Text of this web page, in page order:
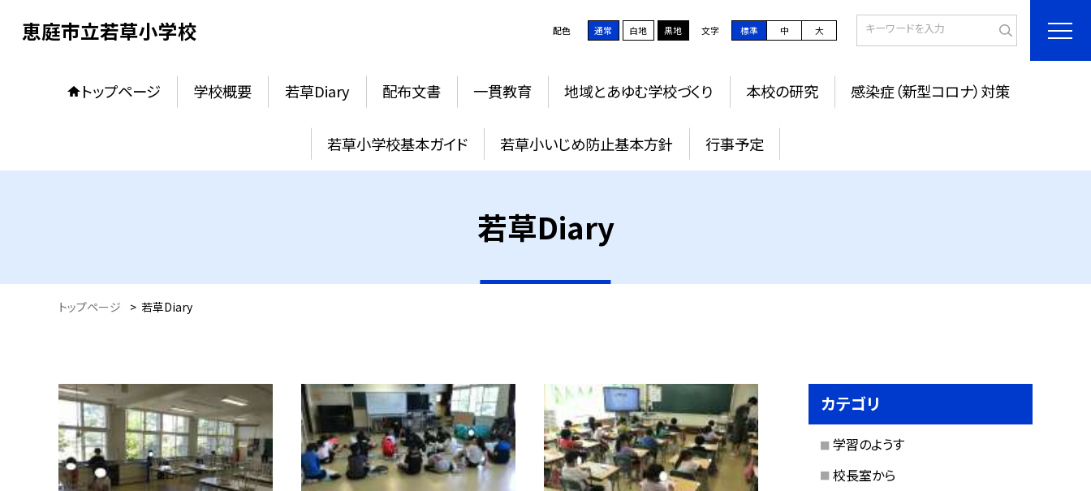
恵庭市立若草小学校 配色 通常 白地 黒地 文字 標準 中 大
トップページ 学校概要 若草Diary 配布文書 一貫教育 地域とあゆむ学校づくり 本校の研究 感染症（新型コロナ）対策
若草小学校基本ガイド 若草小いじめ防止基本方針 行事予定
若草Diary
トップページ > 若草Diary
カテゴリ
学習のようす
校長室から